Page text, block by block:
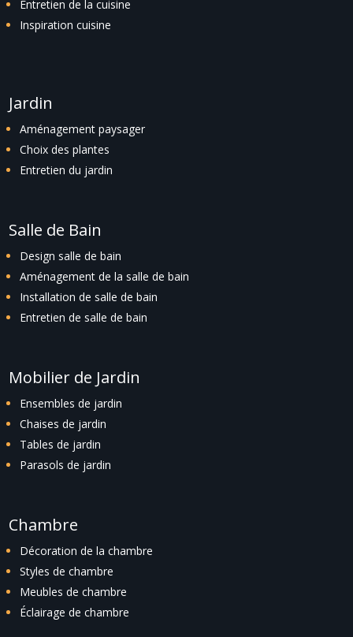
Entretien de la cuisine
Inspiration cuisine
Jardin
Aménagement paysager
Choix des plantes
Entretien du jardin
Salle de Bain
Design salle de bain
Aménagement de la salle de bain
Installation de salle de bain
Entretien de salle de bain
Mobilier de Jardin
Ensembles de jardin
Chaises de jardin
Tables de jardin
Parasols de jardin
Chambre
Décoration de la chambre
Styles de chambre
Meubles de chambre
Éclairage de chambre